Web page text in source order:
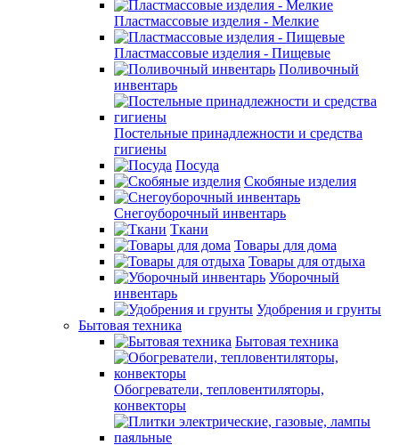
Пластмассовые изделия - Мелкие
Пластмассовые изделия - Пищевые
Поливочный
инвентарь
Постельные принадлежности и средства
гигиены
Посуда
Скобяные изделия
Снегоуборочный инвентарь
Ткани
Товары для дома
Товары для отдыха
Уборочный
инвентарь
Удобрения и грунты
Бытовая техника
Бытовая техника
Обогреватели, тепловентиляторы,
конвекторы